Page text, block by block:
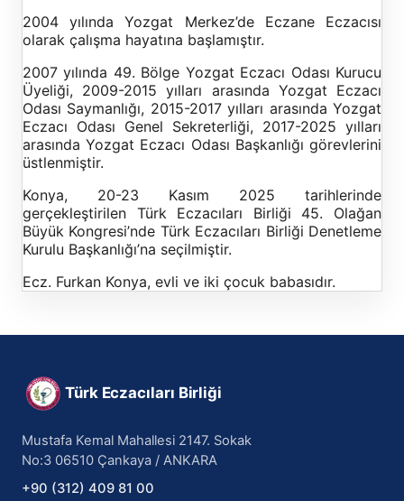
2004 yılında Yozgat Merkez’de Eczane Eczacısı
olarak çalışma hayatına başlamıştır.
2007 yılında 49. Bölge Yozgat Eczacı Odası Kurucu
Üyeliği, 2009-2015 yılları arasında Yozgat Eczacı
Odası Saymanlığı, 2015-2017 yılları arasında Yozgat
Eczacı Odası Genel Sekreterliği, 2017-2025 yılları
arasında Yozgat Eczacı Odası Başkanlığı görevlerini
üstlenmiştir.
Konya, 20-23 Kasım 2025 tarihlerinde
gerçekleştirilen Türk Eczacıları Birliği 45. Olağan
Büyük Kongresi’nde Türk Eczacıları Birliği Denetleme
Kurulu Başkanlığı’na seçilmiştir.
Ecz. Furkan Konya, evli ve iki çocuk babasıdır.
Türk Eczacıları Birliği
Mustafa Kemal Mahallesi 2147. Sokak
No:3 06510 Çankaya / ANKARA
+90 (312) 409 81 00